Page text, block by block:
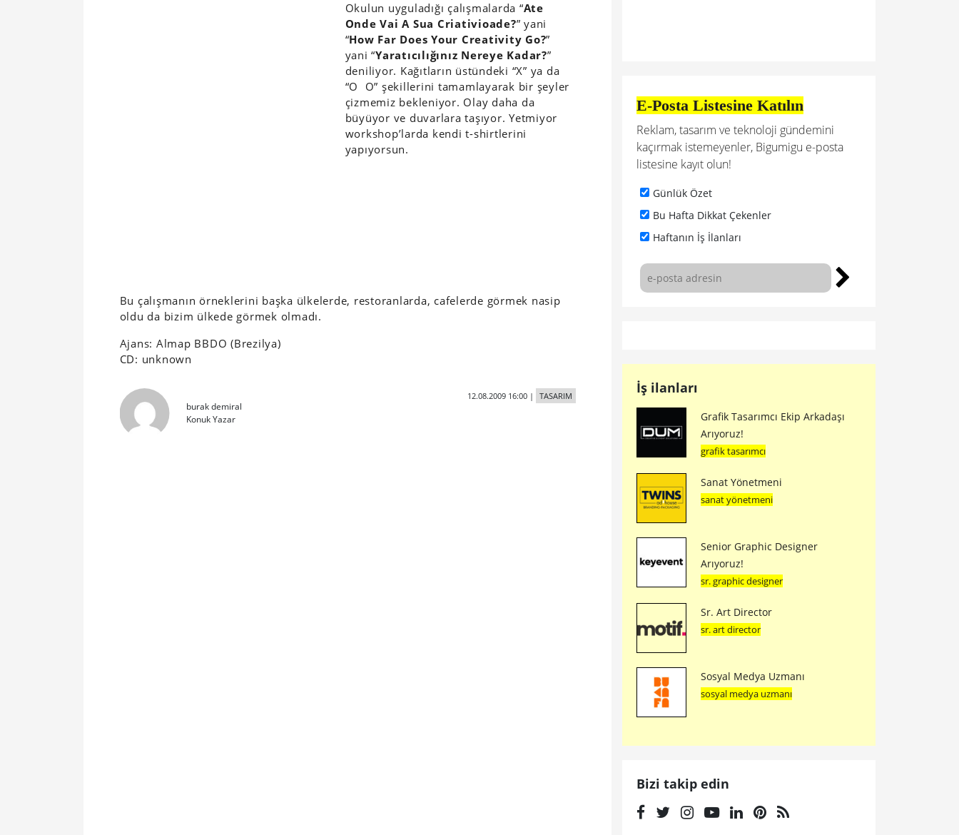
Okulun uyguladığı çalışmalarda “Ate
Onde Vai A Sua Criativioade?” yani
“How Far Does Your Creativity Go?”
yani “Yaratıcılığınız Nereye Kadar?”
deniliyor. Kağıtların üstündeki “X” ya da
“O O” şekillerini tamamlayarak bir şeyler
çizmemiz bekleniyor. Olay daha da
büyüyor ve duvarlara taşıyor. Yetmiyor
workshop’larda kendi t-shirtlerini
yapıyorsun.
Bu çalışmanın örneklerini başka ülkelerde, restoranlarda, cafelerde görmek nasip
oldu da bizim ülkede görmek olmadı.
Ajans: Almap BBDO (Brezilya)
CD: unknown
burak demiral
Konuk Yazar
12.08.2009 16:00| TASARIM
E-Posta Listesine Katılın
Reklam, tasarım ve teknoloji gündemini
kaçırmak istemeyenler, Bigumigu e-posta
listesine kayıt olun!
Günlük Özet
Bu Hafta Dikkat Çekenler
Haftanın İş İlanları
İş ilanları
Grafik Tasarımcı Ekip Arkadaşı
Arıyoruz!
grafik tasarımcı
Sanat Yönetmeni
sanat yönetmeni
Senior Graphic Designer
Arıyoruz!
sr. graphic designer
Sr. Art Director
sr. art director
Sosyal Medya Uzmanı
sosyal medya uzmanı
Bizi takip edin